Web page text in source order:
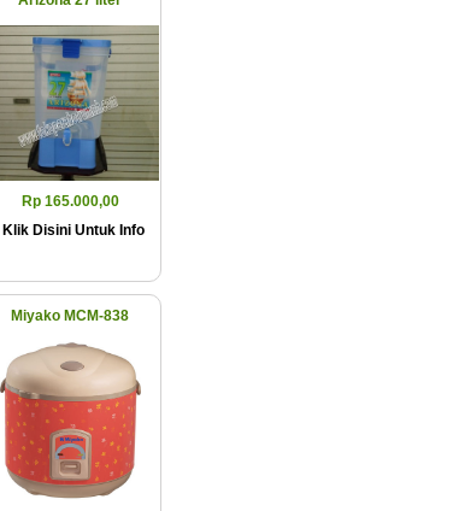
Rp 165.000,00
Klik Disini Untuk Info
Miyako MCM-838